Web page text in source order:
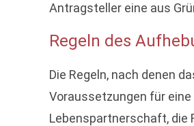
Antragsteller eine aus
Regeln des
Die Regeln, nach denen
Voraussetzungen für
Lebenspartnerschaft, die